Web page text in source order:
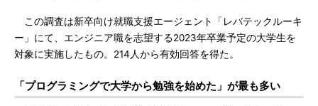
この調査は新卒向け就職支援エージェント「レバテックルーキ
ー」にて、エンジニア職を志望する2023年卒業予定の大学生を
対象に実施したもの。214人から有効回答を得た。
「プログラミングで大学から勉強を始めた」が最も多い